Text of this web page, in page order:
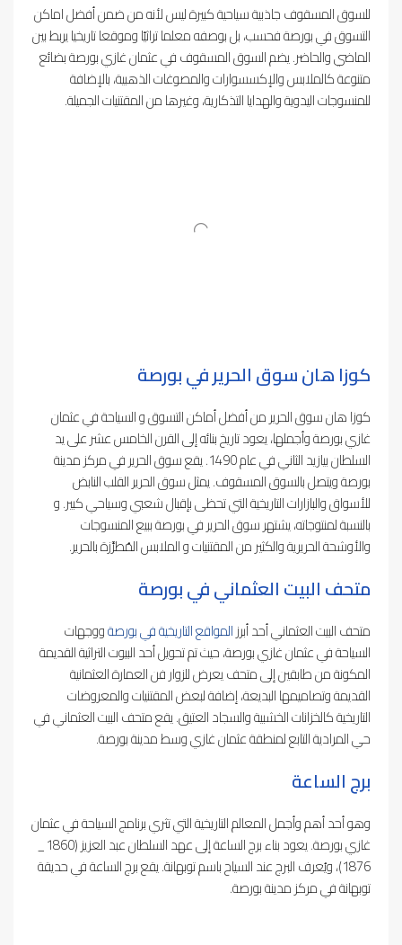
للسوق المسقوف جاذبية سياحية كبيرة ليس لأنه من ضمن أفضل اماكن
التسوق في بورصة فحسب، بل بوصفه معلما تراثيّا وموقعا تاريخيا يربط بين
الماضي والحاضر. يضم السوق المسقوف في عثمان غازي بورصة بضائع
متنوعة كالملابس والإكسسوارات والمصوغات الذهبية، بالإضافة
للمنسوجات اليدوية والهدايا التذكارية، وغيرها من المقتنيات الجميلة.
كوزا هان سوق الحرير في بورصة
كوزا هان سوق الحرير من أفضل أماكن التسوق و السياحة في عثمان
غازي بورصة وأجملها، يعود تاريخ بنائه إلى القرن الخامس عشر على يد
السلطان بيازيد الثاني في عام 1490. يقع سوق الحرير في مركز مدينة
بورصة ويتصل بالسوق المسقوف. يمثل سوق الحرير القلب النابض
للأسواق والبازارات التاريخية التي تحظى بإقبال شعبي وسياحي كبير. و
بالنسبة لمنتوجاته، يشتهر سوق الحرير في بورصة ببيع المنسوجات
والأوشحة الحريرية والكثير من المقتنيات و الملابس المُطرَّزة بالحرير.
متحف البيت العثماني في بورصة
متحف البيت العثماني أحد أبرزالمواقع التاريخية في بورصةووجهات
السياحة في عثمان غازي بورصة، حيث تم تحويل أحد البيوت التراثية القديمة
المكونة من طابقين إلى متحف يعرض للزوار فن العمارة العثمانية
القديمة وتصاميمها البديعة، إضافة لبعض المقتنيات والمعروضات
التاريخية كالخزانات الخشبية والسجاد العتيق. يقع متحف البيت العثماني في
حي المرادية التابع لمنطقة عثمان غازي وسط مدينة بورصة.
برج الساعة
وهو أحد أهم وأجمل المعالم التاريخية التي تثري برنامج السياحة في عثمان
غازي بورصة. يعود بناء برج الساعة إلى عهد السلطان عبد العزيز (1860_
1876)، ويُعرف البرج عند السياح باسم توبهانة. يقع برج الساعة في حديقة
توبهانة في مركز مدينة بورصة.